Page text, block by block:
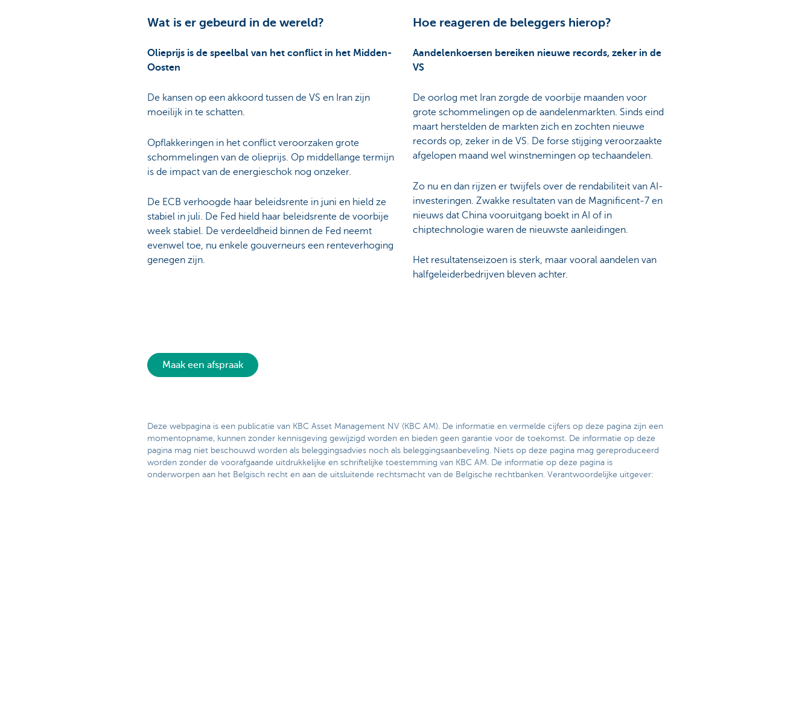
Wat is er gebeurd in de wereld?
Olieprijs is de speelbal van het conflict in het Midden-
Oosten
De kansen op een akkoord tussen de VS en Iran zijn
moeilijk in te schatten.
Opflakkeringen in het conflict veroorzaken grote
schommelingen van de olieprijs. Op middellange termijn
is de impact van de energieschok nog onzeker.
De ECB verhoogde haar beleidsrente in juni en hield ze
stabiel in juli. De Fed hield haar beleidsrente de voorbije
week stabiel. De verdeeldheid binnen de Fed neemt
evenwel toe, nu enkele gouverneurs een renteverhoging
genegen zijn.
Hoe reageren de beleggers hierop?
Aandelenkoersen bereiken nieuwe records, zeker in de
VS
De oorlog met Iran zorgde de voorbije maanden voor
grote schommelingen op de aandelenmarkten. Sinds eind
maart herstelden de markten zich en zochten nieuwe
records op, zeker in de VS. De forse stijging veroorzaakte
afgelopen maand wel winstnemingen op techaandelen.
Zo nu en dan rijzen er twijfels over de rendabiliteit van AI-
investeringen. Zwakke resultaten van de Magnificent-7 en
nieuws dat China vooruitgang boekt in AI of in
chiptechnologie waren de nieuwste aanleidingen.
Het resultatenseizoen is sterk, maar vooral aandelen van
halfgeleiderbedrijven bleven achter.
Maak een afspraak
Deze webpagina is een publicatie van KBC Asset Management NV (KBC AM). De informatie en vermelde cijfers op deze pagina zijn een
momentopname, kunnen zonder kennisgeving gewijzigd worden en bieden geen garantie voor de toekomst. De informatie op deze
pagina mag niet beschouwd worden als beleggingsadvies noch als beleggingsaanbeveling. Niets op deze pagina mag gereproduceerd
worden zonder de voorafgaande uitdrukkelijke en schriftelijke toestemming van KBC AM. De informatie op deze pagina is
onderworpen aan het Belgisch recht en aan de uitsluitende rechtsmacht van de Belgische rechtbanken. Verantwoordelijke uitgever: